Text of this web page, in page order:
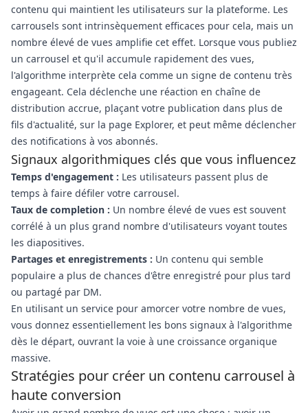
contenu qui maintient les utilisateurs sur la plateforme. Les
carrousels sont intrinsèquement efficaces pour cela, mais un
nombre élevé de vues amplifie cet effet. Lorsque vous publiez
un carrousel et qu'il accumule rapidement des vues,
l'algorithme interprète cela comme un signe de contenu très
engageant. Cela déclenche une réaction en chaîne de
distribution accrue, plaçant votre publication dans plus de
fils d'actualité, sur la page Explorer, et peut même déclencher
des notifications à vos abonnés.
Signaux algorithmiques clés que vous influencez
Temps d'engagement : Les utilisateurs passent plus de
temps à faire défiler votre carrousel.
Taux de completion : Un nombre élevé de vues est souvent
corrélé à un plus grand nombre d'utilisateurs voyant toutes
les diapositives.
Partages et enregistrements : Un contenu qui semble
populaire a plus de chances d'être enregistré pour plus tard
ou partagé par DM.
En utilisant un service pour amorcer votre nombre de vues,
vous donnez essentiellement les bons signaux à l'algorithme
dès le départ, ouvrant la voie à une croissance organique
massive.
Stratégies pour créer un contenu carrousel à
haute conversion